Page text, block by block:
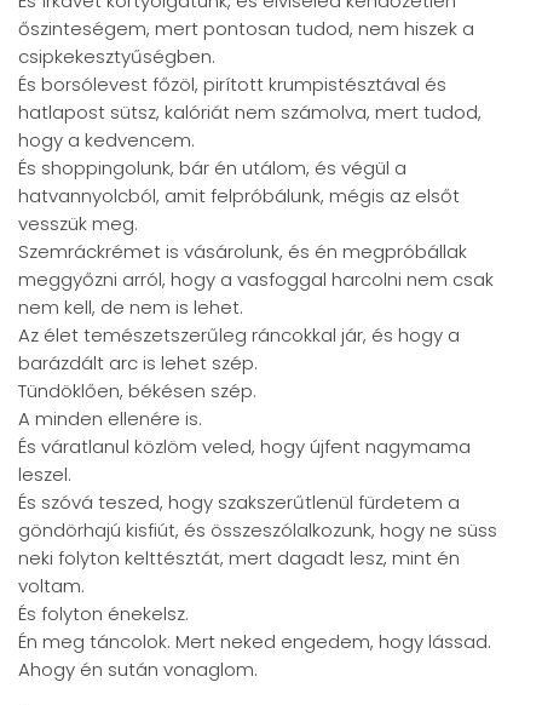
őszinteségem, mert pontosan tudod, nem hiszek a
csipkekesztyűségben.
És borsólevest főzöl, pirított krumpistésztával és
hatlapost sütsz, kalóriát nem számolva, mert tudod,
hogy a kedvencem.
És shoppingolunk, bár én utálom, és végül a
hatvannyolcból, amit felpróbálunk, mégis az elsőt
vesszük meg.
Szemráckrémet is vásárolunk, és én megpróbállak
meggyőzni arról, hogy a vasfoggal harcolni nem csak
nem kell, de nem is lehet.
Az élet temészetszerűleg ráncokkal jár, és hogy a
barázdált arc is lehet szép.
Tündöklően, békésen szép.
A minden ellenére is.
És váratlanul közlöm veled, hogy újfent nagymama
leszel.
És szóvá teszed, hogy szakszerűtlenül fürdetem a
göndörhajú kisfiút, és összeszólalkozunk, hogy ne süss
neki folyton kelttésztát, mert dagadt lesz, mint én
voltam.
És folyton énekelsz.
Én meg táncolok. Mert neked engedem, hogy lássad.
Ahogy én sután vonaglom.